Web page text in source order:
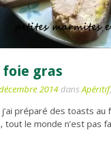
foie gras
2014 dans Apéritif,
préparé des toasts
tout le monde n’est pas